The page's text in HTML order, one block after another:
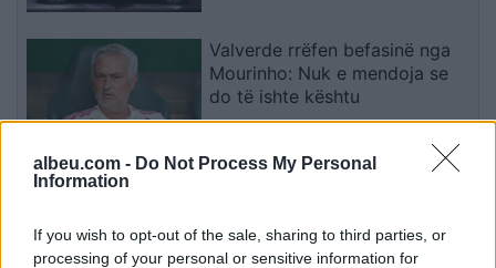
albeu.com - Do Not Process My Personal
Information
If you wish to opt-out of the sale, sharing to third parties, or
processing of your personal or sensitive information for
Valverde rrëfen befasinë nga
Mourinho: Nuk e mendoja se
do të ishte kështu
dhe flakët u përhapën drejt
malit